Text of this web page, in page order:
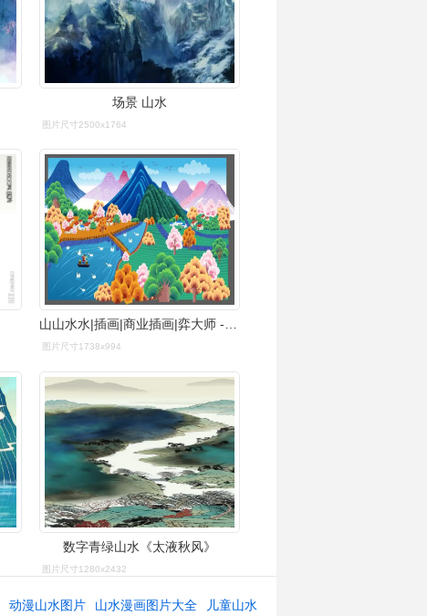
场景 山水
图片尺寸2500x1764
山山水水|插画|商业插画|弈大师 - 原创作品 - 站酷 (zcool)
图片尺寸1738x994
数字青绿山水《太液秋风》
图片尺寸1280x2432
动漫山水图片 山水漫画图片大全 儿童山水